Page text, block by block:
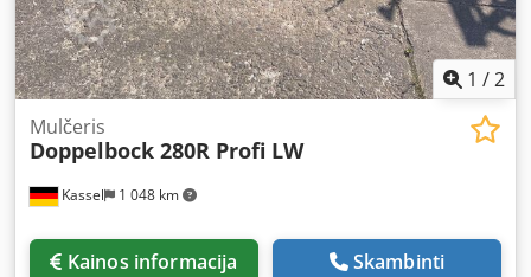
1 /2
Kassel 1 048 km
Mulčeris
Doppelbock 280R Profi LW
Kainos informacija Skambinti